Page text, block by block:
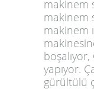
makinem
makinem
makinem
yapıyor.
gürültülü